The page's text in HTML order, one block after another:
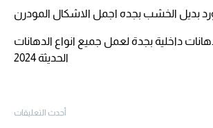
بديل الخشب بجده اجمل الاشكال المودرن
داخلية بجدة لعمل جميع انواع الدهانات
الحديثة 2024
أحدث التعليقات